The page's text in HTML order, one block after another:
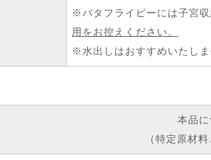
※バタフライピーには子宮
用をお控えください。
※水出しはおすすめいたしま
本品
（特定原材